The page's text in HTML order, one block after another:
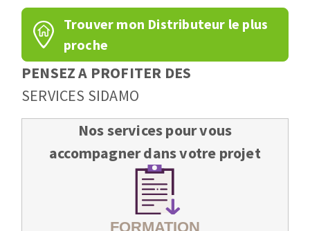
Trouver mon Distributeur le plus
proche
PENSEZ A PROFITER DES
SERVICES SIDAMO
Nos services pour vous
accompagner dans votre projet